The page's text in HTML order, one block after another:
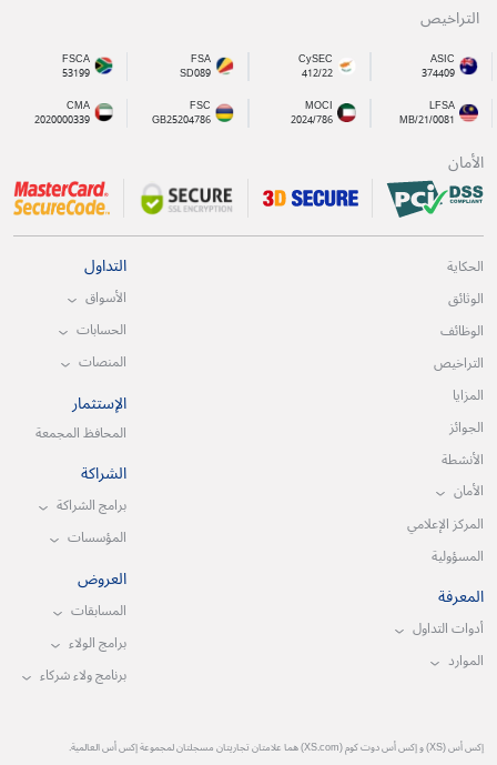
التراخيص
ASIC
374409
CySEC
412/22
FSA
SD089
FSCA
53199
LFSA
MB/21/0081
MOCI
2024/786
FSC
GB25204786
CMA
2020000339
الأمان
الحكاية
الوثائق
الوظائف
التراخيص
المزايا
الجوائز
الأنشطة
الأمان
المركز الإعلامي
المسؤولية
المعرفة
أدوات التداول
الموارد
التداول
الأسواق
الحسابات
المنصات
الإستثمار
المحافظ المجمعة
الشراكة
برامج الشراكة
المؤسسات
العروض
المسابقات
برامج الولاء
برنامج ولاء شركاء
إكس أس (XS) و إكس أس دوت كوم (XS.com) هما علامتان تجاريتان مسجلتان لمجموعة إكس أس العالمية.